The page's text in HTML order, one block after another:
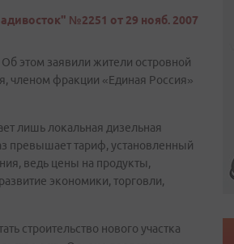
№2251 от 29 нояб. 2007
этом заявили жители островной
членом фракции «Единая Россия»
лишь локальная дизельная
превышает тариф, установленный
ведь цены на продукты,
экономики, торговли,
строительство нового участка